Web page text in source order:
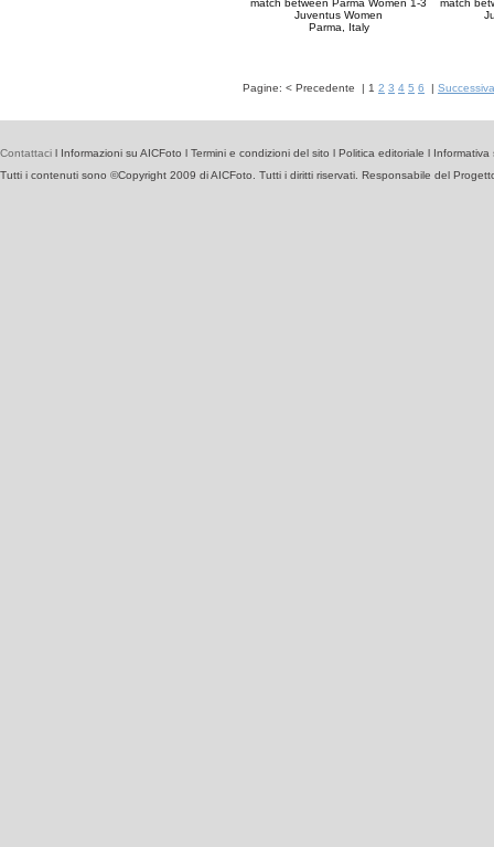
match between Parma Women 1-3
Juventus Women
Parma, Italy
match
Pagine: < Precedente | 1 2 3 4 5 6 | Successiva
Contattaci l Informazioni su AICFoto l Termini e condizioni del sito l Politica editoriale l Informativa
Tutti i contenuti sono ©Copyright 2009 di AICFoto. Tutti i diritti riservati. Responsabile del